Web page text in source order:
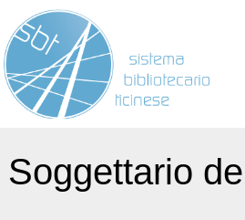
Soggettario